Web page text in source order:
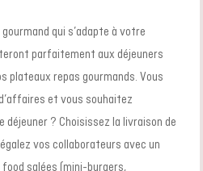
qui s’adapte à votre
parfaitement aux déjeuners
plateaux repas gourmands. Vous
et vous souhaitez
? Choisissez la livraison de
vos collaborateurs avec un
salées (mini-burgers,